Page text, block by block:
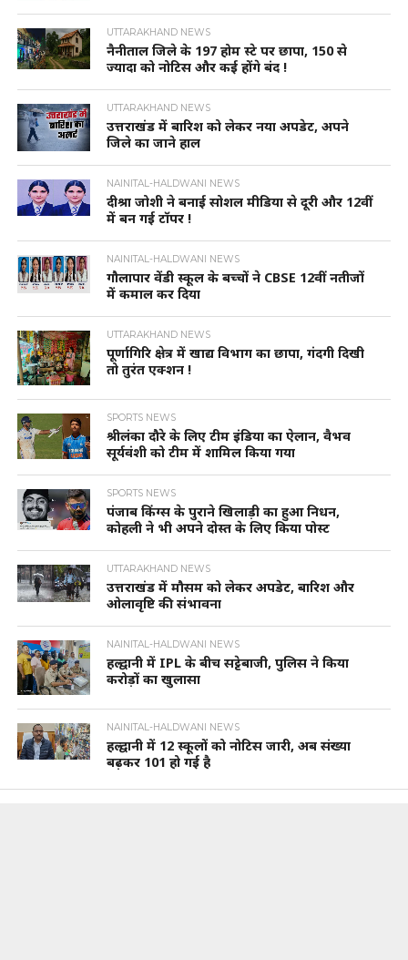
UTTARAKHAND NEWS
नैनीताल जिले के 197 होम स्टे पर छापा, 150 से
ज्यादा को नोटिस और कई होंगे बंद !
UTTARAKHAND NEWS
उत्तराखंड में बारिश को लेकर नया अपडेट, अपने
जिले का जाने हाल
NAINITAL-HALDWANI NEWS
दीश्रा जोशी ने बनाई सोशल मीडिया से दूरी और 12वीं
में बन गई टॉपर !
NAINITAL-HALDWANI NEWS
गौलापार वेंडी स्कूल के बच्चों ने CBSE 12वीं नतीजों
में कमाल कर दिया
UTTARAKHAND NEWS
पूर्णागिरि क्षेत्र में खाद्य विभाग का छापा, गंदगी दिखी
तो तुरंत एक्शन !
SPORTS NEWS
श्रीलंका दौरे के लिए टीम इंडिया का ऐलान, वैभव
सूर्यवंशी को टीम में शामिल किया गया
SPORTS NEWS
पंजाब किंग्स के पुराने खिलाड़ी का हुआ निधन,
कोहली ने भी अपने दोस्त के लिए किया पोस्ट
UTTARAKHAND NEWS
उत्तराखंड में मौसम को लेकर अपडेट, बारिश और
ओलावृष्टि की संभावना
NAINITAL-HALDWANI NEWS
हल्द्वानी में IPL के बीच सट्टेबाजी, पुलिस ने किया
करोड़ों का खुलासा
NAINITAL-HALDWANI NEWS
हल्द्वानी में 12 स्कूलों को नोटिस जारी, अब संख्या
बढ़कर 101 हो गई है